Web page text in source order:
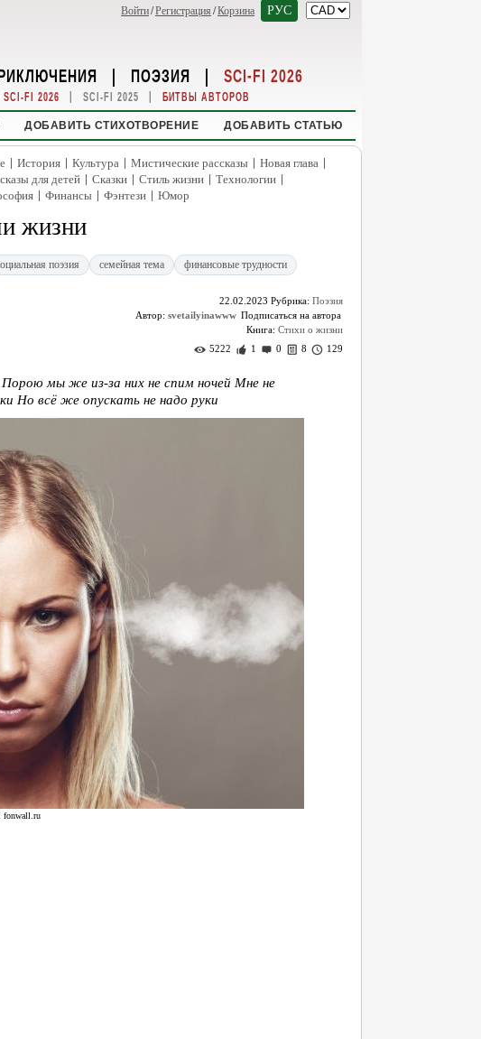
Войти/Регистрация /Корзина РУС
| ПОЭЗИЯ | SCI-FI 2026
SCI-FI 2026 | SCI-FI 2025 | БИТВЫ АВТОРОВ
ДОБАВИТЬ СТИХОТВОРЕНИЕ ДОБАВИТЬ СТАТЬЮ
| История | Культура | Мистические рассказы | Новая глава |
для детей | Сказки | Стиль жизни | Технологии |
| Финансы | Фэнтези | Юмор
жизни
поэзия семейная тема финансовые трудности
22.02.2023 Рубрика: Поэзия
Автор: svetailyinawww
Книга: Стихи о жизни
5222
1 0 8 129
мы же из-за них не спим ночей Мне не
Но всё же опускать не надо руки
fonwall.ru